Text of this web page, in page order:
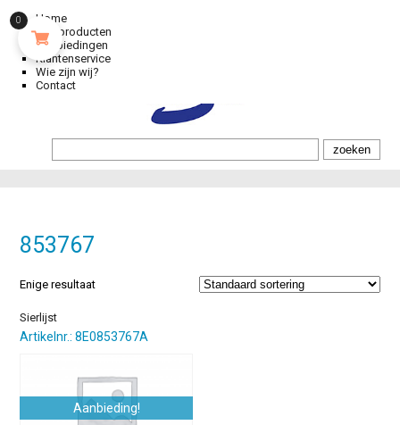
Home
Alle producten
Aanbiedingen
Klantenservice
Wie zijn wij?
Contact
853767
Enige resultaat
Sierlijst
Artikelnr.: 8E0853767A
Aanbieding!
0